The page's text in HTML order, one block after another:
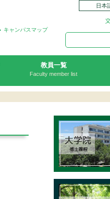
キャンパスマップ
日本
教員一覧
Faculty member list